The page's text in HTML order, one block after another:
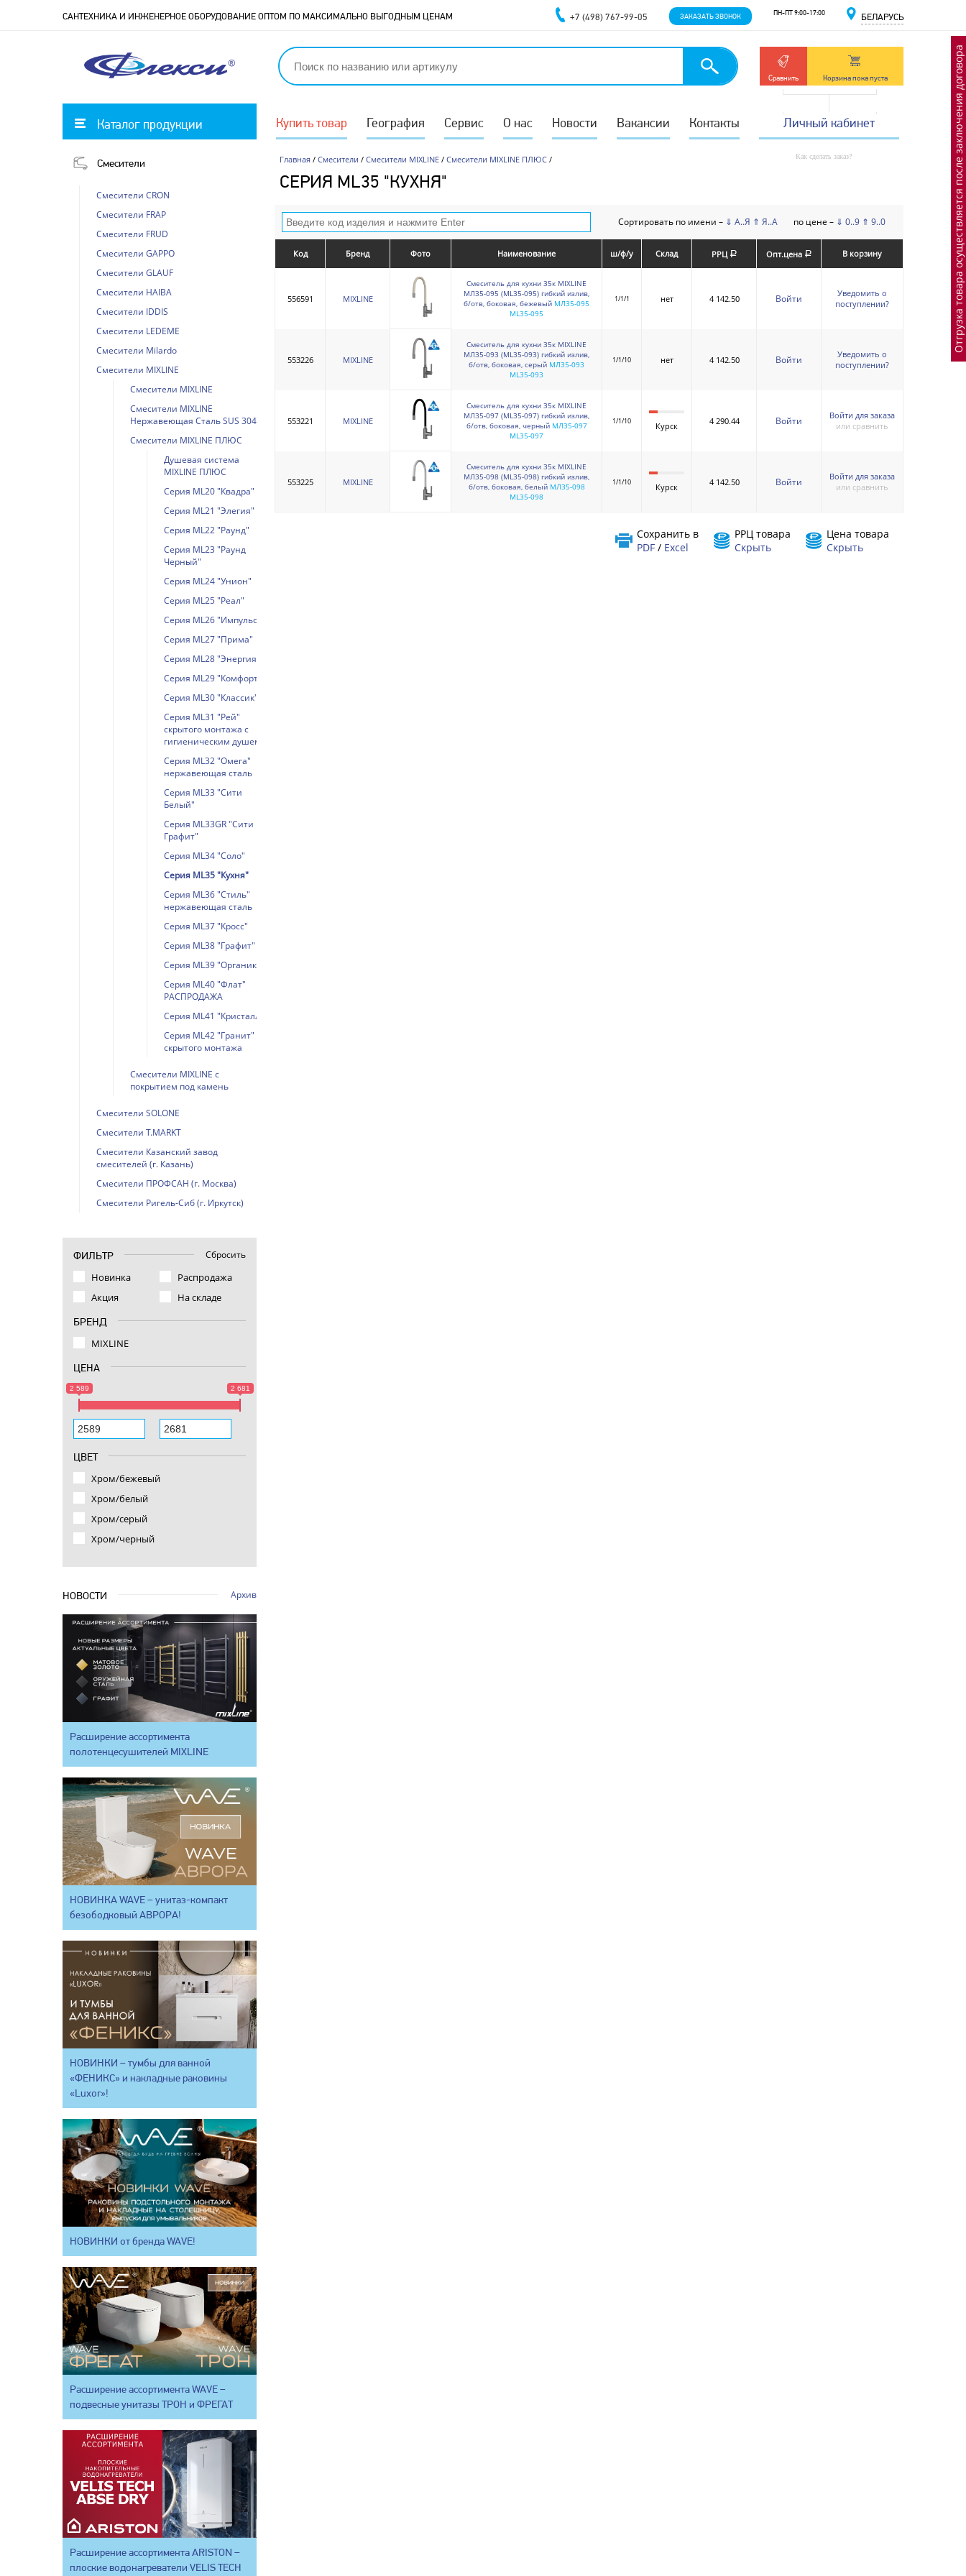
Каталог продукции Купить товар География Сервис О нас Новости Вакансии Контакты Личный кабинет
САНТЕХНИКА И ИНЖЕНЕРНОЕ ОБОРУДОВАНИЕ ОПТОМ ПО МАКСИМАЛЬНО ВЫГОДНЫМ ЦЕНАМ +7 (498) 767-99-05 ЗАКАЗАТЬ ЗВОНОК ПН-ПТ 9:00-17:00 БЕЛАРУСЬ
Сравнить Корзина пока пуста
Как сделать заказ?
Главная / Смесители / Смесители MIXLINE / Смесители MIXLINE ПЛЮС /
СЕРИЯ ML35 "КУХНЯ"
Сортировать по имени – ⇓ А..Я ⇑ Я..А по цене – ⇓ 0..9 ⇑ 9..0
Код Бренд Фото Наименование ш/ф/у Склад РРЦ a Опт.цена a В корзину
556591 MIXLINE
Смеситель для кухни 35к MIXLINE
МЛ35-095 (ML35-095) гибкий излив,
б/отв, боковая, бежевый МЛ35-095
ML35-095
1/1/1 нет 4 142.50 Войти
Уведомить о
поступлении?
553226 MIXLINE
Смеситель для кухни 35к MIXLINE
МЛ35-093 (ML35-093) гибкий излив,
б/отв, боковая, серый МЛ35-093
ML35-093
1/1/10 нет 4 142.50 Войти
Уведомить о
поступлении?
553221 MIXLINE
Смеситель для кухни 35к MIXLINE
МЛ35-097 (ML35-097) гибкий излив,
б/отв, боковая, черный МЛ35-097
ML35-097
1/1/10 Курск 4 290.44 Войти
Войти для заказа
или сравнить
553225 MIXLINE
Смеситель для кухни 35к MIXLINE
МЛ35-098 (ML35-098) гибкий излив,
б/отв, боковая, белый МЛ35-098
ML35-098
1/1/10 Курск 4 142.50 Войти
Войти для заказа
или сравнить
Цена товара
Скрыть
РРЦ товара
Скрыть
Сохранить в
PDF / Excel
Смесители
Смесители CRON
Смесители FRAP
Смесители FRUD
Смесители GAPPO
Смесители GLAUF
Смесители HAIBA
Смесители IDDIS
Смесители LEDEME
Смесители Milardo
Смесители MIXLINE
Смесители MIXLINE
Смесители MIXLINE
Нержавеющая Сталь SUS 304
Смесители MIXLINE ПЛЮС
Душевая система
MIXLINE ПЛЮС
Серия ML20 "Квадра"
Серия ML21 "Элегия"
Серия ML22 "Раунд"
Серия ML23 "Раунд
Черный"
Серия ML24 "Унион"
Серия ML25 "Реал"
Серия ML26 "Импульс"
Серия ML27 "Прима"
Серия ML28 "Энергия"
Серия ML29 "Комфорт"
Серия ML30 "Классик"
Серия ML31 "Рей"
скрытого монтажа с
гигиеническим душем
Серия ML32 "Омега"
нержавеющая сталь
Серия ML33 "Сити
Белый"
Серия ML33GR "Сити
Графит"
Серия ML34 "Соло"
Серия ML35 "Кухня"
Серия ML36 "Стиль"
нержавеющая сталь
Серия ML37 "Кросс"
Серия ML38 "Графит"
Серия ML39 "Органик"
Серия ML40 "Флат"
РАСПРОДАЖА
Серия ML41 "Кристалл"
Серия ML42 "Гранит"
скрытого монтажа
Смесители MIXLINE с
покрытием под камень
Смесители SOLONE
Смесители T.MARKT
Смесители Казанский завод
смесителей (г. Казань)
Смесители ПРОФСАН (г. Москва)
Смесители Ригель-Сиб (г. Иркутск)
ФИЛЬТР Сбросить
Новинка
Распродажа
Акция
На складе
БРЕНД
MIXLINE
ЦЕНА
2 589 2 681
ЦВЕТ
Хром/бежевый
Хром/белый
Хром/серый
Хром/черный
НОВОСТИ Архив
Расширение ассортимента
полотенцесушителей MIXLINE
НОВИНКА WAVE – унитаз-компакт
безободковый АВРОРА!
НОВИНКИ – тумбы для ванной
«ФЕНИКС» и накладные раковины
«Luxor»!
НОВИНКИ от бренда WAVE!
Расширение ассортимента WAVE –
подвесные унитазы ТРОН и ФРЕГАТ
Расширение ассортимента ARISTON –
плоские водонагреватели VELIS TECH
Отгрузка товара осуществляется после заключения договора